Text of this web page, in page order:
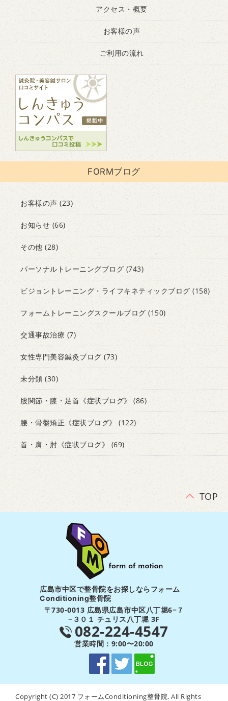
アクセス・概要
お客様の声
ご利用の流れ
FORMブログ
お客様の声 (23)
お知らせ (66)
その他 (28)
パーソナルトレーニングブログ (743)
ビジョントレーニング・ライフキネティックブログ (158)
フォームトレーニングスクールブログ (150)
交通事故治療 (7)
女性専門美容鍼灸ブログ (73)
未分類 (30)
股関節・膝・足首《症状ブログ》 (86)
腰・骨盤矯正《症状ブログ》 (122)
首・肩・肘《症状ブログ》 (69)
TOP
広島市中区で整骨院をお探しならフォーム
Conditioning整骨院
〒730-0013 広島県広島市中区八丁堀6−７
−３０１ チュリス八丁堀 3F
082-224-4547
営業時間：9:00〜20:00
Copyright (C) 2017 フォームConditioning整骨院. All Rights